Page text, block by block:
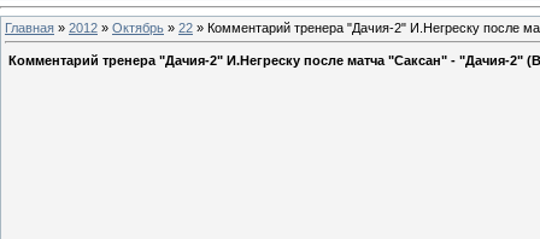
Главная » 2012 » Октябрь » 22 » Комментарий тренера "Дачия-2" И.Негреску после
Комментарий тренера "Дачия-2" И.Негреску после матча "Саксан" - "Дачия-2"